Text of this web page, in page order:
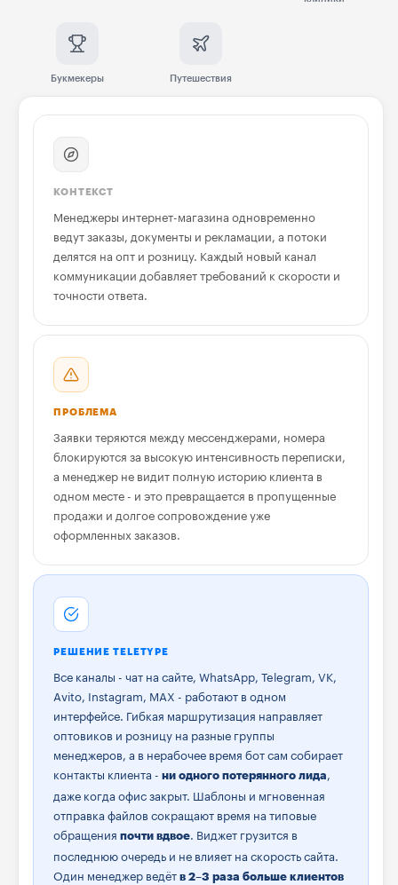
Букмекеры Путешествия
КОНТЕКСТ
Менеджеры интернет-магазина одновременно
ведут заказы, документы и рекламации, а потоки
делятся на опт и розницу. Каждый новый канал
коммуникации добавляет требований к скорости и
точности ответа.
ПРОБЛЕМА
Заявки теряются между мессенджерами, номера
блокируются за высокую интенсивность переписки,
а менеджер не видит полную историю клиента в
одном месте - и это превращается в пропущенные
продажи и долгое сопровождение уже
оформленных заказов.
РЕШЕНИЕ TELETYPE
Все каналы - чат на сайте, WhatsApp, Telegram, VK,
Avito, Instagram, MAX - работают в одном
интерфейсе. Гибкая маршрутизация направляет
оптовиков и розницу на разные группы
менеджеров, а в нерабочее время бот сам собирает
контакты клиента - ни одного потерянного лида
даже когда офис закрыт. Шаблоны и мгновенная
отправка файлов сокращают время на типовые
обращения почти вдвое . Виджет грузится в
последнюю очередь и не влияет на скорость сайта.
Один менеджер ведётв 2–3 раза больше клиентов